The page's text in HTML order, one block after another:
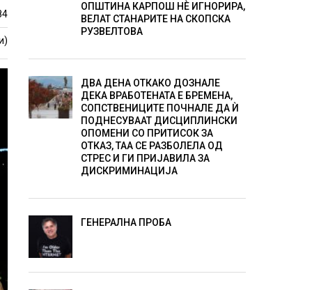
ОПШТИНА КАРПОШ НÈ ИГНОРИРА,
ВЕЛАТ СТАНАРИТЕ НА СКОПСКА
РУЗВЕЛТОВА
ДВА ДЕНА ОТКАКО ДОЗНАЛЕ
ДЕКА ВРАБОТЕНАТА Е БРЕМЕНА,
СОПСТВЕНИЦИТЕ ПОЧНАЛЕ ДА Ѝ
ПОДНЕСУВААТ ДИСЦИПЛИНСКИ
ОПОМЕНИ СО ПРИТИСОК ЗА
ОТКАЗ, ТАА СЕ РАЗБОЛЕЛА ОД
СТРЕС И ГИ ПРИЈАВИЛА ЗА
ДИСКРИМИНАЦИЈА
ГЕНЕРАЛНА ПРОБА